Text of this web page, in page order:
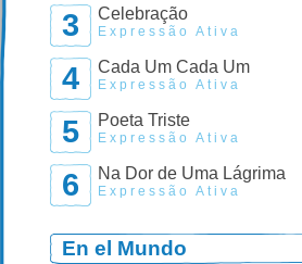
3 Celebração
Expressão Ativa
4 Cada Um Cada Um
Expressão Ativa
5 Poeta Triste
Expressão Ativa
6 Na Dor de Uma Lágrima
Expressão Ativa
En el Mundo